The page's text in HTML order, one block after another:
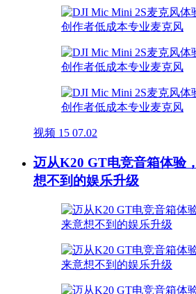
视频 15 07.02
迈从K20 GT电竞音箱体验
想不到的娱乐升级